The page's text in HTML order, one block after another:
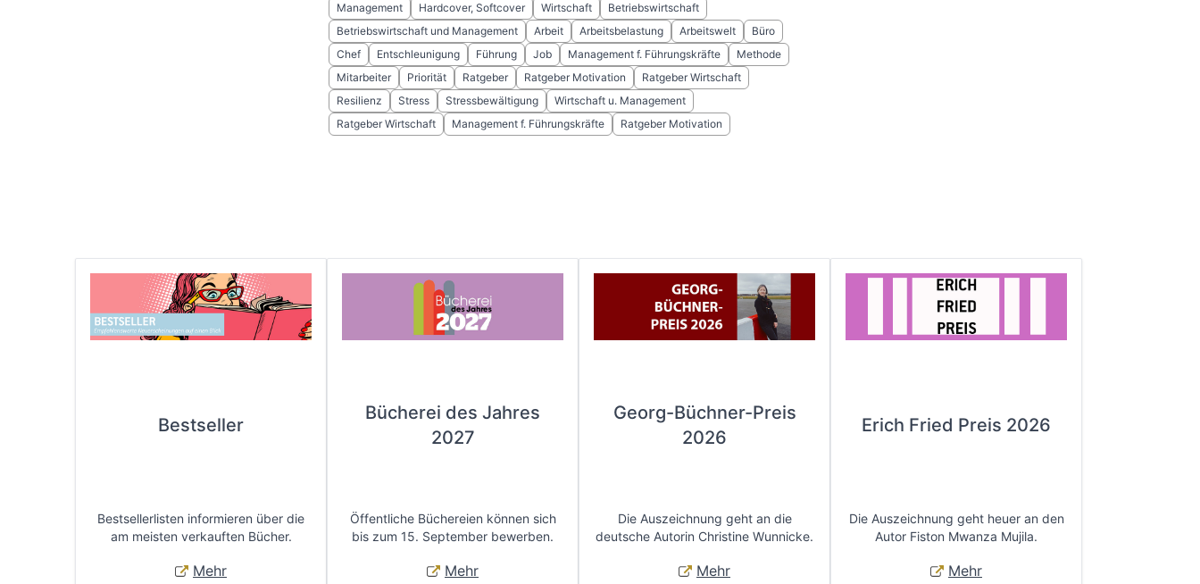
Management Hardcover, Softcover Wirtschaft
Betriebswirtschaft
Betriebswirtschaft und Management
Arbeit Arbeitsbelastung Arbeitswelt
Büro
Chef
Entschleunigung Führung Job Management f. Führungskräfte
Methode
Mitarbeiter
Priorität Ratgeber Ratgeber Motivation
Ratgeber Wirtschaft
Resilienz
Stress Stressbewältigung
Wirtschaft u. Management
Ratgeber Wirtschaft
Management f. Führungskräfte Ratgeber Motivation
Bestseller
Bestsellerlisten informieren über die
am meisten verkauften Bücher.
Mehr
Bücherei des Jahres
2027
Öffentliche Büchereien können sich
bis zum 15. September bewerben.
Mehr
Georg-Büchner-Preis
2026
Die Auszeichnung geht an die
deutsche Autorin Christine Wunnicke.
Mehr
Erich Fried Preis 2026
Die Auszeichnung geht heuer an den
Autor Fiston Mwanza Mujila.
Mehr